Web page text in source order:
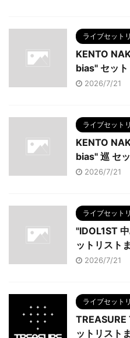
ライブセット
KENTO
bias" セッ
2026/7/21
ライブセット
KENTO
bias" 巡 セ
2026/7/21
ライブセット
"IDOL1ST
ットリスト
2026/7/21
ライブセット
ットリスト